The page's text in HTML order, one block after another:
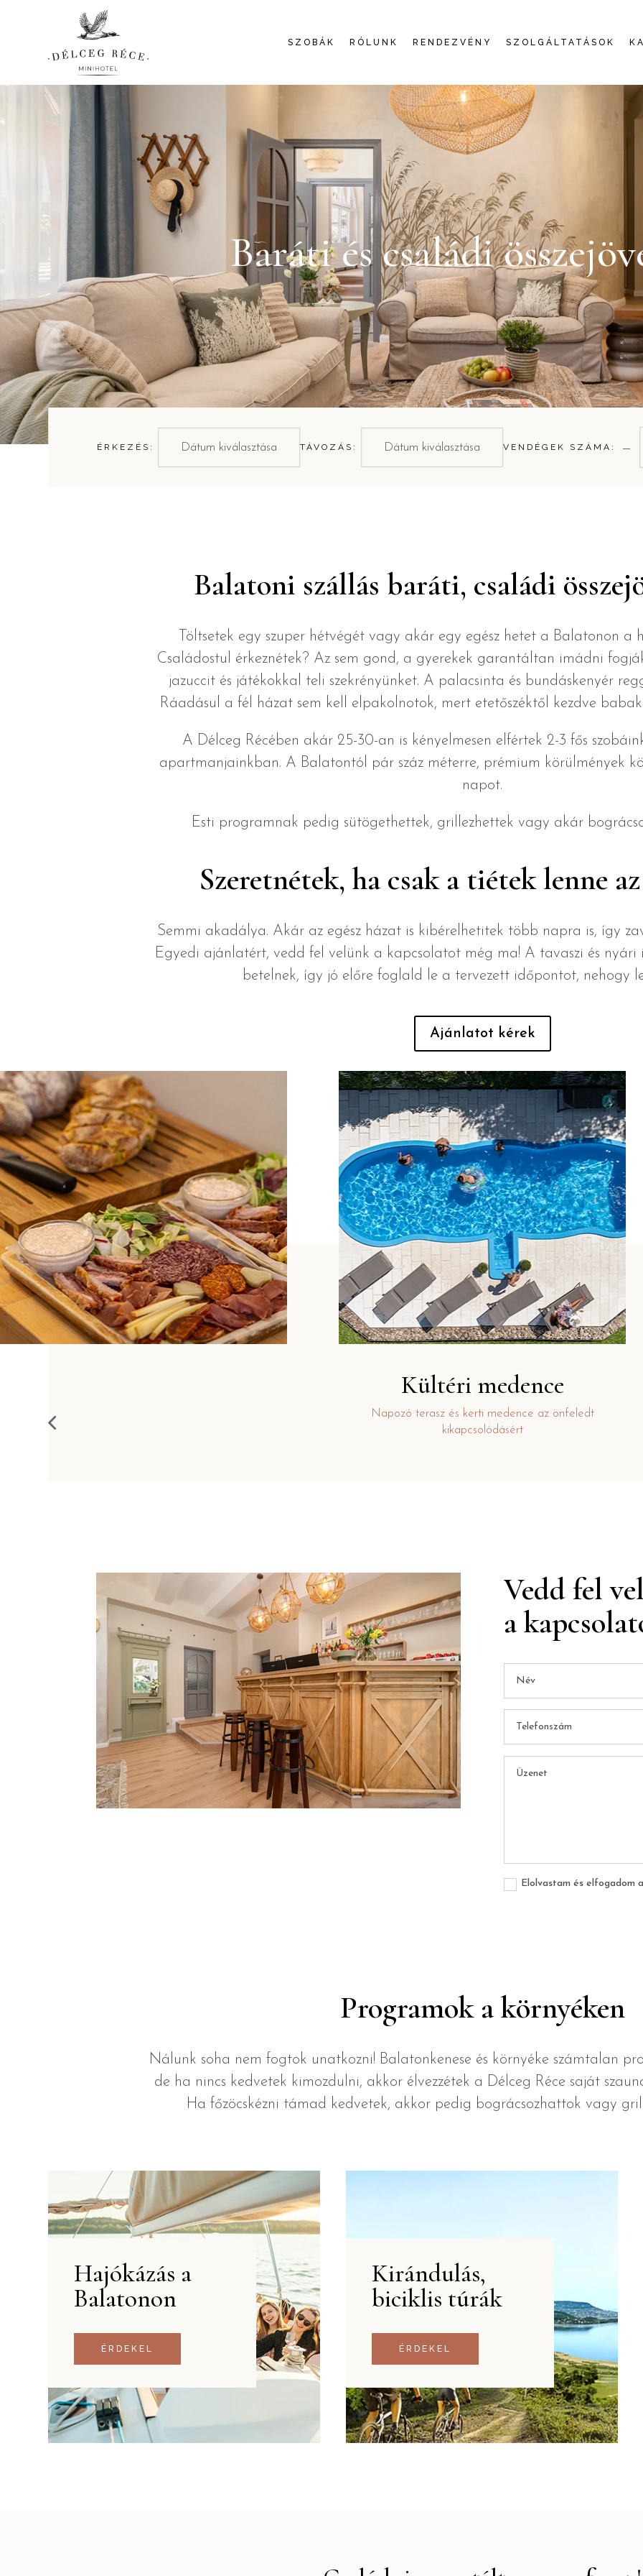
SZOBÁK RÓLUNK RENDEZVÉNY SZOLGÁLTATÁSOK
Baráti és családi
ÉRKEZÉS: TÁVOZÁS: VENDÉGEK SZÁMA: −
Balatoni szállás baráti, családi
Töltsetek egy szuper hétvégét vagy akár egy egész hetet a Balatonon a
Családostul érkeznétek? Az sem gond, a gyerekek garantáltan imádni
jazuccit és játékokkal teli szekrényünket. A palacsinta és bundáskenyér
Ráadásul a fél házat sem kell elpakolnotok, mert etetőszéktől kezdve
A Délceg Récében akár 25-30-an is kényelmesen elfértek 2-3 fős
apartmanjainkban. A Balatontól pár száz méterre, prémium körülmények
napot.
Esti programnak pedig sütögethettek, grillezhettek vagy akár
Szeretnétek, ha csak a tiétek lenne az
Semmi akadálya. Akár az egész házat is kibérelhetitek több napra is, így
Egyedi ajánlatért, vedd fel velünk a kapcsolatot még ma! A tavaszi és nyári
betelnek, így jó előre foglald le a tervezett időpontot, nehogy
Ajánlatot kérek
Kültéri medence
Napozó terasz és kerti medence az önfeledt
kikapcsolódásért
Vedd fel
a
Elolvastam és elfogadom
Programok a környéken
Nálunk soha nem fogtok unatkozni! Balatonkenese és környéke számtalan
de ha nincs kedvetek kimozdulni, akkor élvezzétek a Délceg Réce saját
Ha főzöcskézni támad kedvetek, akkor pedig bográcsozhattok vagy
Hajókázás a
Balatonon
ÉRDEKEL
Kirándulás,
biciklis túrák
ÉRDEKEL